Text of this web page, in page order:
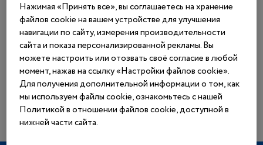
Войти
Еще нет аккаунта?
Зарегистрироваться
Нажимая «Принять все», вы соглашаетесь на хранение
файлов cookie на вашем устройстве для улучшения
навигации по сайту, измерения производительности
сайта и показа персонализированной рекламы. Вы
можете настроить или отозвать своё согласие в любой
момент, нажав на ссылку «Настройки файлов cookie».
Для получения дополнительной информации о том, как
мы используем файлы cookie, ознакомьтесь с нашей
Политикой в отношении файлов cookie, доступной в
нижней части сайта.